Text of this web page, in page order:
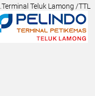
Teluk Lamong /TTL